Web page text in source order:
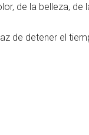
de la belleza, de
de detener el